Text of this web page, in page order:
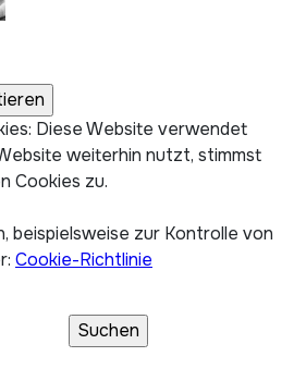
Diese Website verwendet
weiterhin nutzt, stimmst
Cookies zu.
beispielsweise zur Kontrolle von
Cookie-Richtlinie